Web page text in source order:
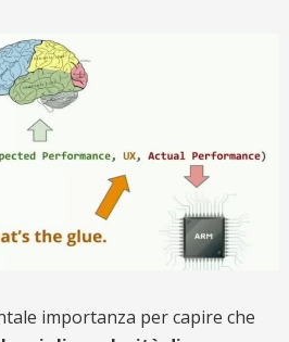
importanza per capire che